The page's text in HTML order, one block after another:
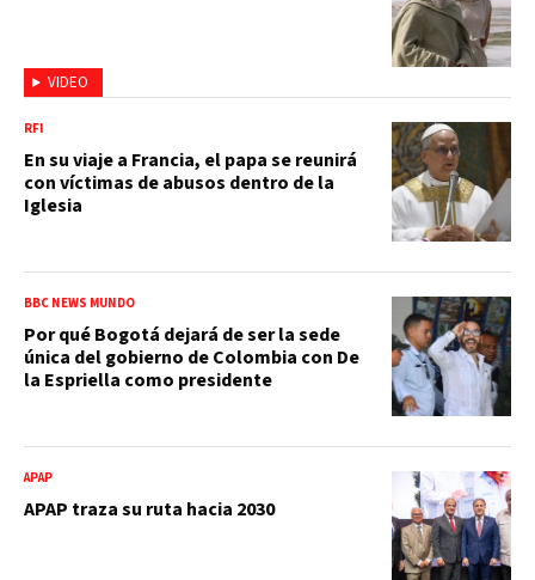
VIDEO
RFI
En su viaje a Francia, el papa se reunirá
con víctimas de abusos dentro de la
Iglesia
BBC NEWS MUNDO
Por qué Bogotá dejará de ser la sede
única del gobierno de Colombia con De
la Espriella como presidente
APAP
APAP traza su ruta hacia 2030